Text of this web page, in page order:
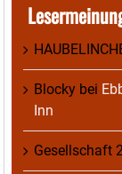
Blocky bei
Inn
Gesellschaft